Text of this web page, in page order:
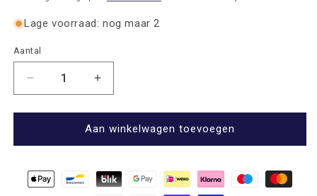
Lage voorraad: nog maar 2
Aantal
Aantal
Aantal
verlagen
voor
Tummel
-
Mini
Aantal
verhogen
voor
Rugzak
Tummel
-
Mini
Aan winkelwagen toevoegen